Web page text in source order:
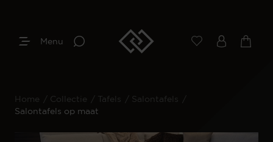
Menu
Home / Collectie / Tafels / Salontafels /
Salontafels op maat